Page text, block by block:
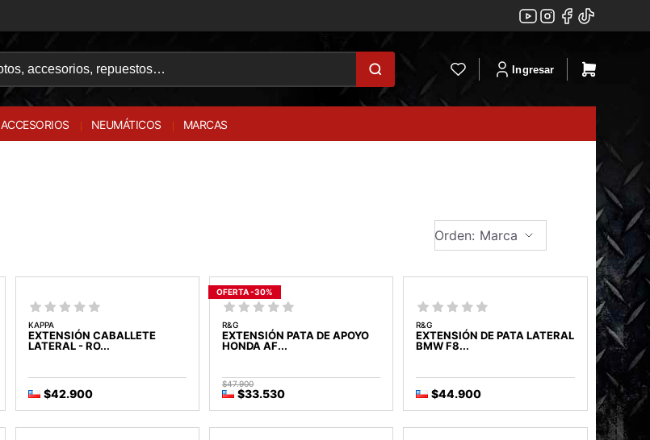
Ingresar
ACCESORIOS NEUMÁTICOS MARCAS
Orden: Marca
KAPPA
EXTENSIÓN CABALLETE
LATERAL - RO...
$42.900
OFERTA -30%
R&G
EXTENSIÓN PATA DE APOYO
HONDA AF...
$33.530
$47.900
R&G
EXTENSIÓN DE PATA LATERAL
BMW F8...
$44.900